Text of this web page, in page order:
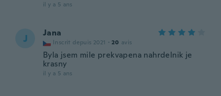
il y a 5 ans
J Jana
Inscrit depuis 2021 · 20 avis
Byla jsem mile prekvapena nahrdelnik je
krasny
il y a 5 ans